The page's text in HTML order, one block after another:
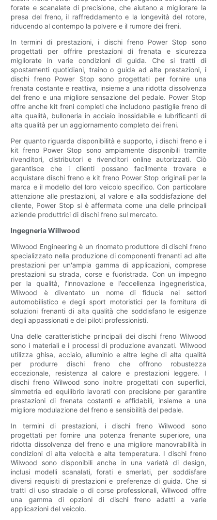
forate e scanalate di precisione, che aiutano a migliorare la
presa del freno, il raffreddamento e la longevità del rotore,
riducendo al contempo la polvere e il rumore dei freni.
In termini di prestazioni, i dischi freno Power Stop sono
progettati per offrire prestazioni di frenata e sicurezza
migliorate in varie condizioni di guida. Che si tratti di
spostamenti quotidiani, traino o guida ad alte prestazioni, i
dischi freno Power Stop sono progettati per fornire una
frenata costante e reattiva, insieme a una ridotta dissolvenza
del freno e una migliore sensazione del pedale. Power Stop
offre anche kit freni completi che includono pastiglie freno di
alta qualità, bulloneria in acciaio inossidabile e lubrificanti di
alta qualità per un aggiornamento completo dei freni.
Per quanto riguarda disponibilità e supporto, i dischi freno e i
kit freno Power Stop sono ampiamente disponibili tramite
rivenditori, distributori e rivenditori online autorizzati. Ciò
garantisce che i clienti possano facilmente trovare e
acquistare dischi freno e kit freno Power Stop originali per la
marca e il modello del loro veicolo specifico. Con particolare
attenzione alle prestazioni, al valore e alla soddisfazione del
cliente, Power Stop si è affermata come una delle principali
aziende produttrici di dischi freno sul mercato.
Ingegneria Willwood
Wilwood Engineering è un rinomato produttore di dischi freno
specializzato nella produzione di componenti frenanti ad alte
prestazioni per un'ampia gamma di applicazioni, comprese
prestazioni su strada, corse e fuoristrada. Con un impegno
per la qualità, l'innovazione e l'eccellenza ingegneristica,
Wilwood è diventato un nome di fiducia nei settori
automobilistico e degli sport motoristici per la fornitura di
soluzioni frenanti di alta qualità che soddisfano le esigenze
degli appassionati e dei piloti professionisti.
Una delle caratteristiche principali dei dischi freno Wilwood
sono i materiali e i processi di produzione avanzati. Wilwood
utilizza ghisa, acciaio, alluminio e altre leghe di alta qualità
per produrre dischi freno che offrono robustezza
eccezionale, resistenza al calore e prestazioni leggere. I
dischi freno Wilwood sono inoltre progettati con superfici,
simmetria ed equilibrio lavorati con precisione per garantire
prestazioni di frenata costanti e affidabili, insieme a una
migliore modulazione del freno e sensibilità del pedale.
In termini di prestazioni, i dischi freno Wilwood sono
progettati per fornire una potenza frenante superiore, una
ridotta dissolvenza del freno e una migliore manovrabilità in
condizioni di alta velocità e alta temperatura. I dischi freno
Wilwood sono disponibili anche in una varietà di design,
inclusi modelli scanalati, forati e smerlati, per soddisfare
diversi requisiti di prestazioni e preferenze di guida. Che si
tratti di uso stradale o di corse professionali, Wilwood offre
una gamma di opzioni di dischi freno adatti a varie
applicazioni del veicolo.